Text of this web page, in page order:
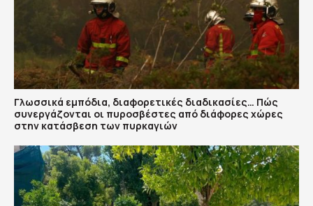
Γλωσσικά εμπόδια, διαφορετικές διαδικασίες… Πώς
συνεργάζονται οι πυροσβέστες από διάφορες χώρες
στην κατάσβεση των πυρκαγιών